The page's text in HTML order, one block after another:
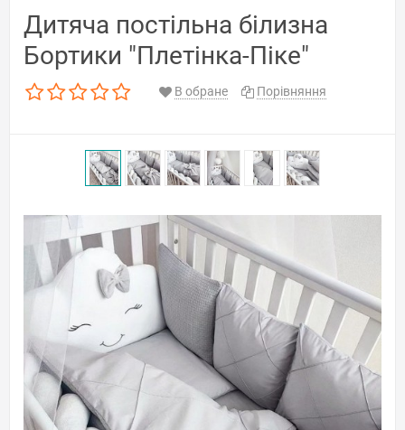
Дитяча постільна білизна
Бортики "Плетінка-Піке"
В обране Порівняння